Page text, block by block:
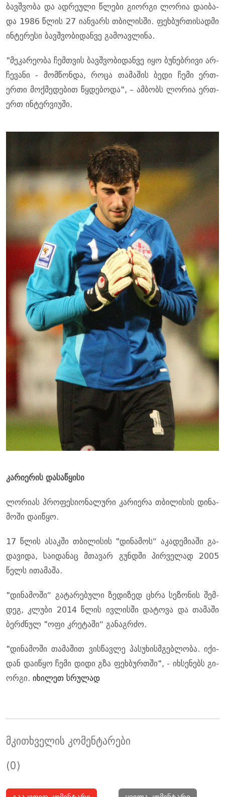
ბავ­შვო­ბა და ად­რე­უ­ლი წლე­ბი გი­ორ­გი ლო­რია და­ი­ბა­
და 1986 წლის 27 იან­ვარს თბი­ლის­ში. ფეხ­ბურ­თი­სად­მი
ინ­ტე­რე­სი ბავ­შვო­ბი­დან­ვე გა­მო­ავ­ლი­ნა.
"მე­კა­რე­ო­ბა ჩემ­თვის ბავ­შვო­ბი­დან­ვე იყო ბუ­ნებ­რი­ვი არ­
ჩე­ვა­ნი - მომ­წონ­და, როცა თა­მა­შის ბედი ჩემი ერთ-
ერთი მოქ­მე­დე­ბით წყდე­ბო­და", – ამ­ბობს ლო­რია ერთ-
ერთ ინ­ტერ­ვი­უ­ში.
კა­რი­ე­რის და­სა­წყი­სი
ლო­რი­ას პრო­ფე­სი­ო­ნა­ლუ­რი კა­რი­ე­რა თბი­ლი­სის დი­ნა­
მო­ში და­ი­წყო.
17 წლის ასაკ­ში თბი­ლი­სის "დი­ნა­მოს“ აკა­დე­მი­ა­ში გა­
და­ვი­და, სა­ი­და­ნაც მთა­ვარ გუნდში პირ­ვე­ლად 2005
წელს ითა­მა­შა.
"დი­ნა­მო­ში“ გა­ტა­რე­ბუ­ლი ზე­დი­ზედ ცხრა სე­ზო­ნის შემ­
დეგ, კლუ­ბი 2014 წლის ივ­ლის­ში და­ტო­ვა და თა­მა­ში
ბერ­ძნულ "ოფი კრე­ტა­ში“ გა­ნაგ­რძო.
"დი­ნა­მო­ში თა­მა­შით ვის­წავ­ლე პა­სუ­ხის­მგებ­ლო­ბა. იქი­
დან და­ი­წყო ჩემი დიდი გზა ფეხ­ბურთში", - იხ­სე­ნებს გი­
ორ­გი. იხილეთ სრულად
მკითხველის კომენტარები
(0)